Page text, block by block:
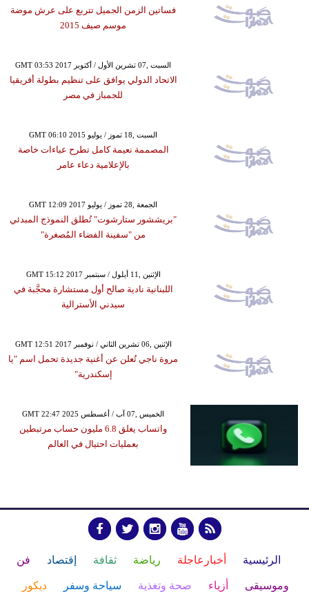
فساتين الزمن الجميل تتربع على عرش موضة
موسم صيف 2015
GMT 03:53 2017 السبت ,07 تشرين الأول / أكتوبر
الاتحاد الدولي يوافق على تنظيم بطولة أفريقيا
للجمباز في مصر
GMT 06:10 2015 السبت ,18 تموز / يوليو
المصممة نعيمة كامل تطرح عباءات خاصة
بالإعلامية دعاء عامر
GMT 12:09 2017 الجمعة ,28 تموز / يوليو
"بريششور ستارشوت" تُطلق النموذج المبدئي
من "سفينة الفضاء المُصغرة"
GMT 15:12 2017 الإثنين ,11 أيلول / سبتمبر
اللبنانية نادية صالح أول مستشارة محجَّبة في
سيدني الأسترالية
GMT 12:51 2017 الإثنين ,06 تشرين الثاني / نوفمبر
مروة ناجي تُعلن عن أغنية جديدة تحمل اسم "يا
إسكندرية"
GMT 22:47 2025 الخميس ,07 آب / أغسطس
واتساب يغلق 6.8 مليون حساب مرتبطين
بعمليات احتيال في العالم
الرئيسية أخبارعاجلة رياضة ثقافة إقتصاد فن
وموسيقى أزياء صحة وتغذية سياحة وسفر ديكور